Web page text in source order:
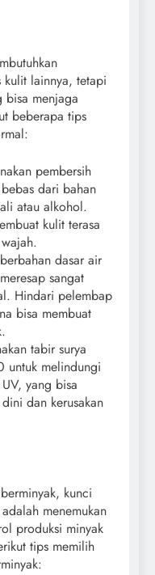
kulit lainnya, tetapi
bisa menjaga
beberapa tips
pembersih
dari bahan
atau alkohol.
kulit terasa
dasar air
sangat
Hindari pelembap
bisa membuat
tabir surya
untuk melindungi
yang bisa
dan kerusakan
kunci
menemukan
produksi minyak
tips memilih